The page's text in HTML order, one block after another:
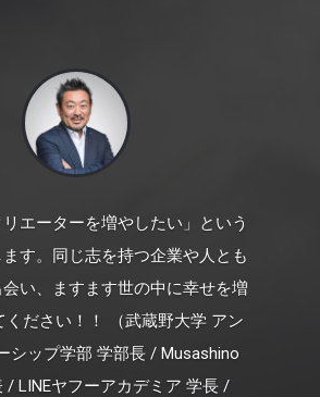
リエーターを増やしたい」という
す。同じ志を持つ企業や人とも
い、ますます世の中に幸せを増
ください！！ （武蔵野大学 アン
シップ学部 学部長 / Musashino
/ LINEヤフーアカデミア 学長 /